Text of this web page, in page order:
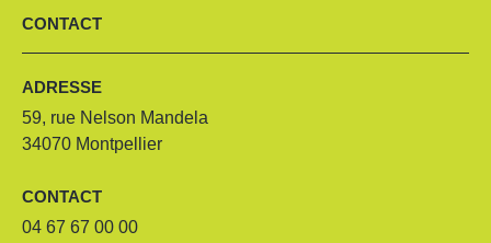
CONTACT
ADRESSE
59, rue Nelson Mandela
34070 Montpellier
CONTACT
04 67 67 00 00